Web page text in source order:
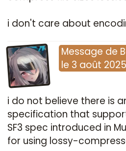
i don't care about
Message de
le 3 août 2025
i do not believe there is
specification that
SF3 spec introduced in
for using lossy-